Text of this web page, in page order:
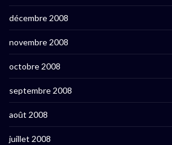
décembre 2008
novembre 2008
octobre 2008
septembre 2008
août 2008
juillet 2008